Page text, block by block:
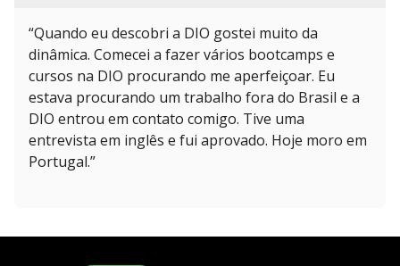
“Quando eu descobri a DIO gostei muito da
dinâmica. Comecei a fazer vários bootcamps e
cursos na DIO procurando me aperfeiçoar. Eu
estava procurando um trabalho fora do Brasil e a
DIO entrou em contato comigo. Tive uma
entrevista em inglês e fui aprovado. Hoje moro em
Portugal.”